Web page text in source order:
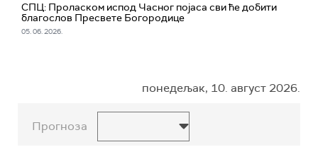
СПЦ: Проласком испод Часног појаса сви ће добити
благослов Пресвете Богородице
05. 06. 2026.
понедељак, 10. август 2026.
Прогноза